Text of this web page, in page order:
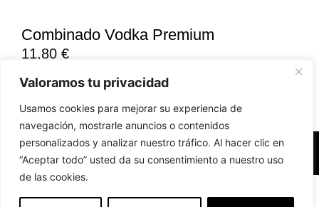
Valoramos tu privacidad
Usamos cookies para mejorar su experiencia de
navegación, mostrarle anuncios o contenidos
personalizados y analizar nuestro tráfico. Al hacer clic en
“Aceptar todo” usted da su consentimiento a nuestro uso
de las cookies.
Combinado Vodka Premium
11,80 €
Accesibilidad Aviso Legal Políticas de Cookies
EN